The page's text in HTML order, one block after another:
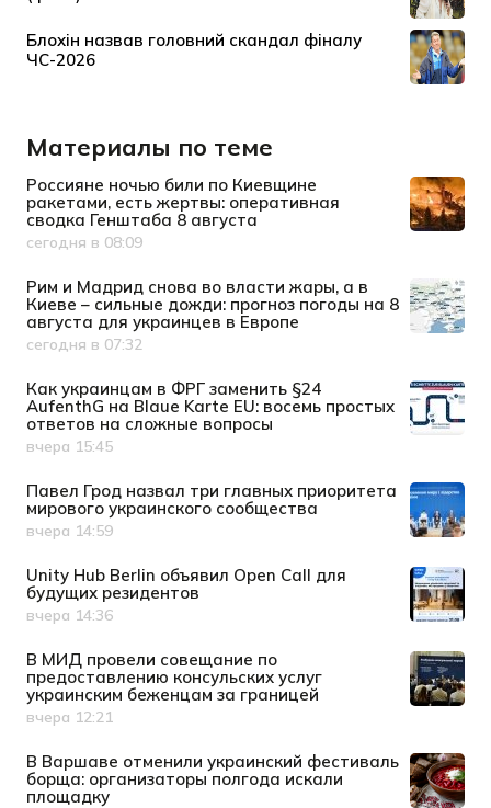
Материалы по теме
Россияне ночью били по Киевщине
ракетами, есть жертвы: оперативная
сводка Генштаба 8 августа
Дата публикации
сегодня в 08:09
Рим и Мадрид снова во власти жары, а в
Киеве – сильные дожди: прогноз погоды на 8
августа для украинцев в Европе
Дата публикации
сегодня в 07:32
Как украинцам в ФРГ заменить §24
AufenthG на Blaue Karte EU: восемь простых
ответов на сложные вопросы
Дата публикации
вчера 15:45
Павел Грод назвал три главных приоритета
мирового украинского сообщества
Дата публикации
вчера 14:59
Unity Hub Berlin объявил Open Call для
будущих резидентов
Дата публикации
вчера 14:36
В МИД провели совещание по
предоставлению консульских услуг
украинским беженцам за границей
Дата публикации
вчера 12:21
В Варшаве отменили украинский фестиваль
борща: организаторы полгода искали
площадку